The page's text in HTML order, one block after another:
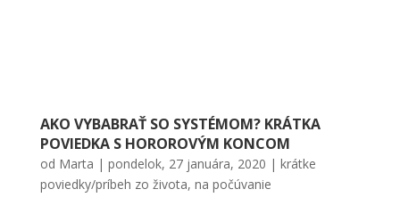
AKO VYBABRAŤ SO SYSTÉMOM? KRÁTKA
POVIEDKA S HOROROVÝM KONCOM
od Marta | pondelok, 27 januára, 2020 | krátke
poviedky/príbeh zo života, na počúvanie